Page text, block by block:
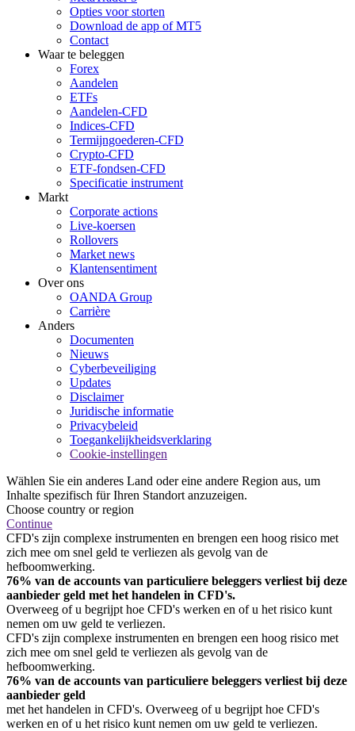
Opties voor storten
Download de app of MT5
Contact
Waar te beleggen
Forex
Aandelen
ETFs
Aandelen-CFD
Indices-CFD
Termijngoederen-CFD
Crypto-CFD
ETF-fondsen-CFD
Specificatie instrument
Markt
Corporate actions
Live-koersen
Rollovers
Market news
Klantensentiment
Over ons
OANDA Group
Carrière
Anders
Documenten
Nieuws
Cyberbeveiliging
Updates
Disclaimer
Juridische informatie
Privacybeleid
Toegankelijkheidsverklaring
Cookie-instellingen
Wählen Sie ein anderes Land oder eine andere Region aus, um
Inhalte spezifisch für Ihren Standort anzuzeigen.
Choose country or region
Continue
CFD's zijn complexe instrumenten en brengen een hoog risico met
zich mee om snel geld te verliezen als gevolg van de
hefboomwerking.
76% van de accounts van particuliere beleggers verliest bij deze
aanbieder geld met het handelen in CFD's.
Overweeg of u begrijpt hoe CFD's werken en of u het risico kunt
nemen om uw geld te verliezen.
CFD's zijn complexe instrumenten en brengen een hoog risico met
zich mee om snel geld te verliezen als gevolg van de
hefboomwerking.
76% van de accounts van particuliere beleggers verliest bij deze
aanbieder geld
met het handelen in CFD's. Overweeg of u begrijpt hoe CFD's
werken en of u het risico kunt nemen om uw geld te verliezen.